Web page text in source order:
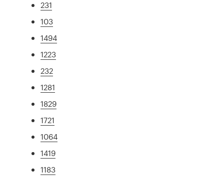
231
103
1494
1223
232
1281
1829
1721
1064
1419
1183